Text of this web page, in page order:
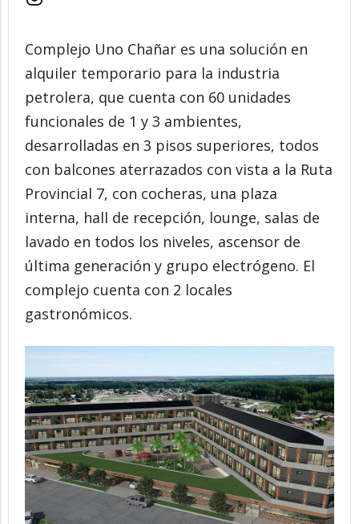
Complejo Uno Chañar es una solución en
alquiler temporario para la industria
petrolera, que cuenta con 60 unidades
funcionales de 1 y 3 ambientes,
desarrolladas en 3 pisos superiores, todos
con balcones aterrazados con vista a la Ruta
Provincial 7, con cocheras, una plaza
interna, hall de recepción, lounge, salas de
lavado en todos los niveles, ascensor de
última generación y grupo electrógeno. El
complejo cuenta con 2 locales
gastronómicos.